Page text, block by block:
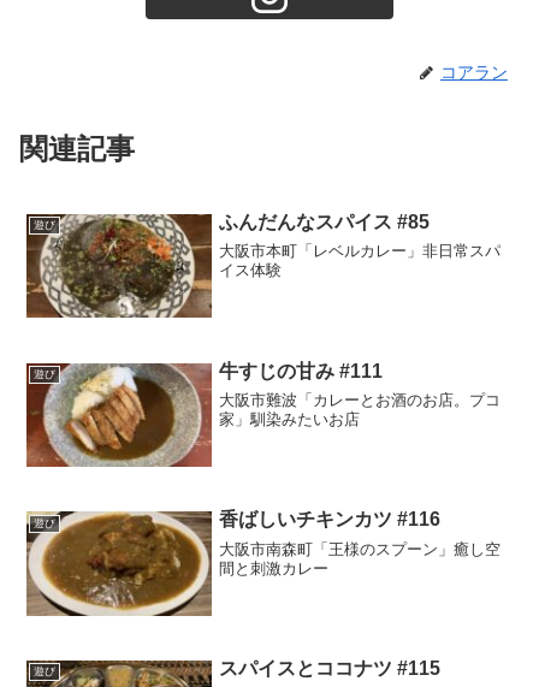
コアラン
関連記事
遊び ふんだんなスパイス #85
大阪市本町「レベルカレー」非日常スパ
イス体験
遊び 牛すじの甘み #111
大阪市難波「カレーとお酒のお店。プコ
家」馴染みたいお店
遊び 香ばしいチキンカツ #116
大阪市南森町「王様のスプーン」癒し空
間と刺激カレー
遊び スパイスとココナツ #115